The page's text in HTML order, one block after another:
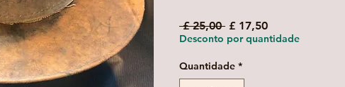
£ 25,00 Preço
normal
£ 17,50Preço
promocional
Desconto por quantidade
Quantidade *